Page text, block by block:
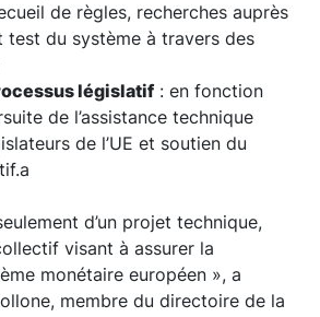
de règles, recherches auprès
test du système à travers des
législatif: en fonction
de l’assistance technique
de l’UE et soutien du
d’un projet technique,
visant à assurer la
monétaire européen », a
membre du directoire de la